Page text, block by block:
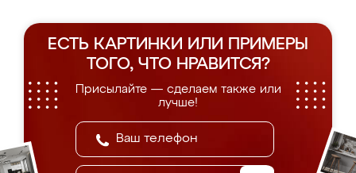
ЕСТЬ КАРТИНКИ ИЛИ ПРИМЕРЫ
ТОГО, ЧТО НРАВИТСЯ?
Присылайте — сделаем также или
лучше!